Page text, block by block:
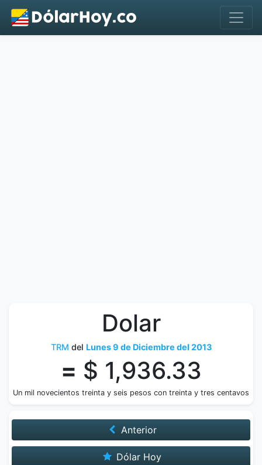
Dolar
TRM del Lunes 9 de Diciembre del 2013
= $ 1,936.33
Un mil novecientos treinta y seis pesos con treinta y tres centavos
Anterior
Dólar Hoy